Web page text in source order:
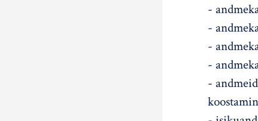
-
-
-
-
-